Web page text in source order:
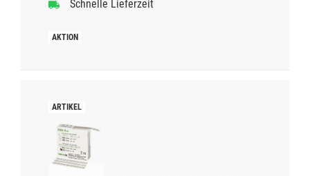
Schnelle Lieferzeit